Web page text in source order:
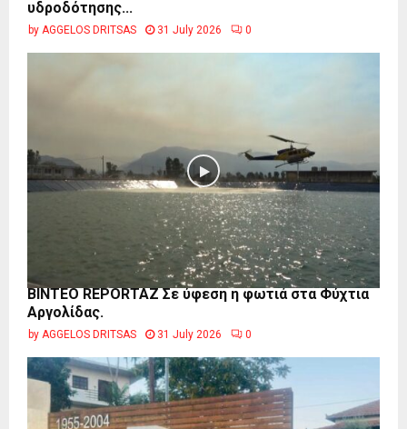
υδροδότησης...
by AGGELOS DRITSAS 31 July 2026 0
BINTEO REPORTAZ Σε ύφεση η φωτιά στα Φύχτια
Αργολίδας.
by AGGELOS DRITSAS 31 July 2026 0